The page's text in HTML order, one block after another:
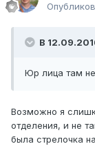
В
Юр лица там
Возможно я
отделения, и не
была стрелочка